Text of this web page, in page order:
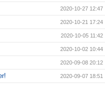
2020-10-27 12:47
2020-10-21 17:24
2020-10-05 11:42
2020-10-02 10:44
2020-09-08 20:12
2020-09-07 18:51